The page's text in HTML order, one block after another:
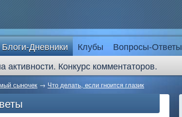
Блоги-Дневники Клубы Вопросы-Ответы
активности. Конкурс комментаторов.
сыночек → Что делать, если гноится глазик